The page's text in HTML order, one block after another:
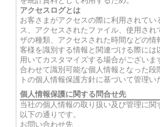
アクセスログとは
お客さまがアクセスの際に利用されてい
ス、アクセスされたファイル、使用され
ザの種類、アクセスされた時間などの情
客様を識別する情報と関連づける際には
用いてカスタマイズする場合がございま
合わせて識別可能な個人情報となった段
トの個人情報保護方針に基づいて管理い
個人情報保護に関する問合せ先
当社の個人情報の取り扱い及び管理に関
以下の通りです。
お問い合わせ先